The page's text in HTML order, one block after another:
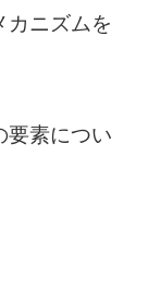
カニズムを
要素につい